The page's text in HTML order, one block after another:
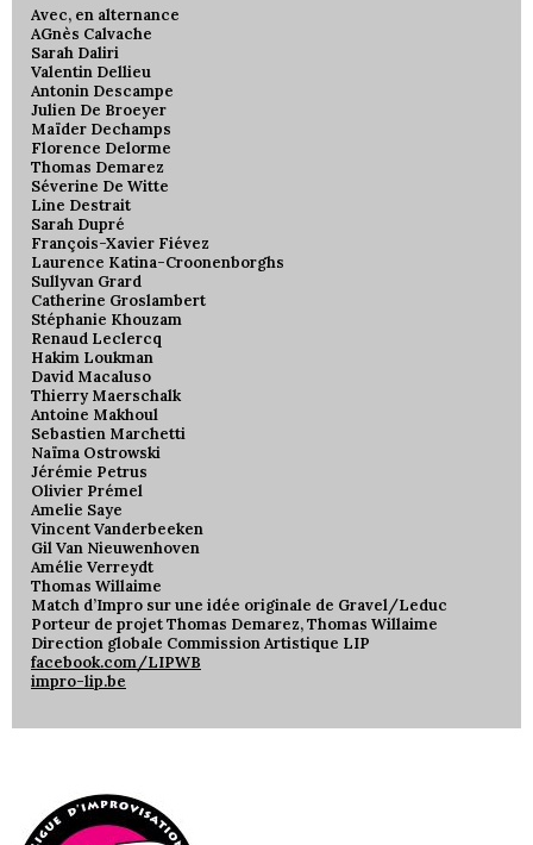
Avec, en alternance
AGnès Calvache
Sarah Daliri
Valentin Dellieu
Antonin Descampe
Julien De Broeyer
Maïder Dechamps
Florence Delorme
Thomas Demarez
Séverine De Witte
Line Destrait
Sarah Dupré
François-Xavier Fiévez
Laurence Katina-Croonenborghs
Sullyvan Grard
Catherine Groslambert
Stéphanie Khouzam
Renaud Leclercq
Hakim Loukman
David Macaluso
Thierry Maerschalk
Antoine Makhoul
Sebastien Marchetti
Naïma Ostrowski
Jérémie Petrus
Olivier Prémel
Amelie Saye
Vincent Vanderbeeken
Gil Van Nieuwenhoven
Amélie Verreydt
Thomas Willaime
Match d’Impro sur une idée originale de Gravel/Leduc
Porteur de projet Thomas Demarez, Thomas Willaime
Direction globale Commission Artistique LIP
facebook.com/LIPWB
impro-lip.be